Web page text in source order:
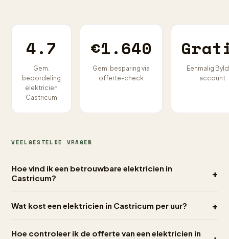
4.7
Gem.
beoordeling
elektricien
Castricum
€1.640
Gem. besparing via
offerte-check
Eenmalig
account
VEELGESTELDE VRAGEN
Hoe vind ik een betrouwbare elektricien in
Castricum?
+
Wat kost een elektricien in Castricum per uur? +
Hoe controleer ik de offerte van een elektricien in